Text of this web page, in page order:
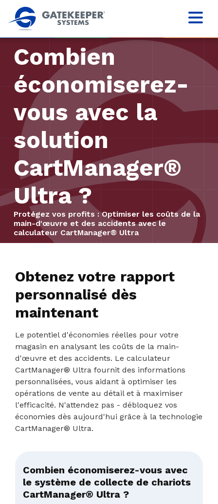
Combien
économiserez-
vous avec la
solution
CartManager®
Ultra ?
Protégez vos profits : Optimiser les coûts de la
main-d'œuvre et des accidents avec le
calculateur CartManager® Ultra
Obtenez votre rapport
personnalisé dès
maintenant
Le potentiel d'économies réelles pour votre
magasin en analysant les coûts de la main-
d'œuvre et des accidents. Le calculateur
CartManager® Ultra fournit des informations
personnalisées, vous aidant à optimiser les
opérations de vente au détail et à maximiser
l'efficacité. N'attendez pas - débloquez vos
économies dès aujourd'hui grâce à la technologie
CartManager® Ultra.
Combien économiserez-vous avec
le système de collecte de chariots
CartManager® Ultra ?